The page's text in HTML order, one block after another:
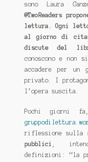
sono Laura
@TwoReaders
lettura. Ogni
al giorno di
discute del
conoscono e non
accadere per un
privato. I
l’opera suscita.
Pochi giorni
riflessione sulla
pubblici
,
definizioni: “la